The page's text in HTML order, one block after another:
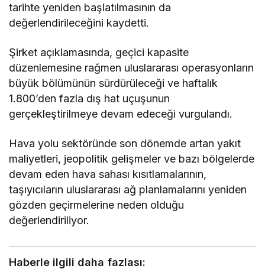
tarihte yeniden başlatılmasının da
değerlendirileceğini kaydetti.
Şirket açıklamasında, geçici kapasite
düzenlemesine rağmen uluslararası operasyonların
büyük bölümünün sürdürüleceği ve haftalık
1.800’den fazla dış hat uçuşunun
gerçekleştirilmeye devam edeceği vurgulandı.
Hava yolu sektöründe son dönemde artan yakıt
maliyetleri, jeopolitik gelişmeler ve bazı bölgelerde
devam eden hava sahası kısıtlamalarının,
taşıyıcıların uluslararası ağ planlamalarını yeniden
gözden geçirmelerine neden olduğu
değerlendiriliyor.
Haberle ilgili daha fazlası: